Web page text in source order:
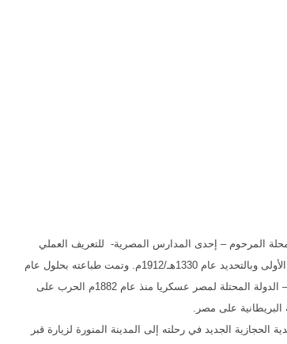
المرحوم – إحدى المدارس المصرية- للتعريف العملي
والدقيق بطريق جديد للرحلة إلى الحجاز في أوائل القرن 20 الميلادي الرابع عشر الهجري – قبل الحرب العالمية الأولى وبالتحديد عام 1330هـ/1912م. وتمت طباعته بحلول عام
1914م، وقبيل اندلاع الحرب في عهد الخديو عباس الثاني (1893-1914) الذي تمت الإطاحة به بعد إعلان بريطانيا – الدولة المحتلة لمصر عسكريا منذ عام 1882م الحرب على
البريطانية على مصر.
الجديد في رحلته إلى المدينة المنورة لزيارة قبر